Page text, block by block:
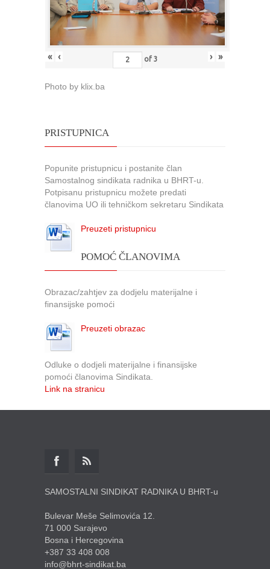
« ‹ of 3 › »
Photo by klix.ba
PRISTUPNICA
Popunite pristupnicu i postanite član
Samostalnog sindikata radnika u BHRT-u.
Potpisanu pristupnicu možete predati
članovima UO ili tehničkom sekretaru Sindikata
Preuzeti pristupnicu
POMOĆ ČLANOVIMA
Obrazac/zahtjev za dodjelu materijalne i
finansijske pomoći
Preuzeti obrazac
Odluke o dodjeli materijalne i finansijske
pomoći članovima Sindikata.
Link na stranicu
SAMOSTALNI SINDIKAT RADNIKA U BHRT-u
Bulevar Meše Selimovića 12.
71 000 Sarajevo
Bosna i Hercegovina
+387 33 408 008
info@bhrt-sindikat.ba